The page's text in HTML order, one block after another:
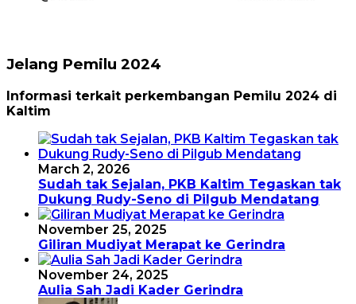
Jelang Pemilu 2024
Informasi terkait perkembangan Pemilu 2024 di
Kaltim
March 2, 2026
Sudah tak Sejalan, PKB Kaltim Tegaskan tak
Dukung Rudy-Seno di Pilgub Mendatang
November 25, 2025
Giliran Mudiyat Merapat ke Gerindra
November 24, 2025
Aulia Sah Jadi Kader Gerindra